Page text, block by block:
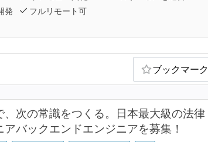
発
フルリモート可
ブックマーク
、次の常識をつくる。日本最大級の法律
バックエンドエンジニアを募集！